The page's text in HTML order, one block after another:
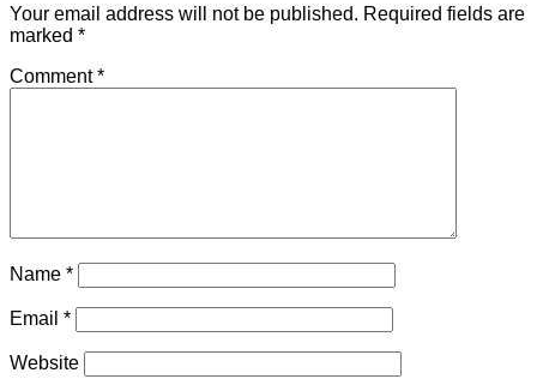
Your email address will not be published. Required fields are
marked *
Comment*
Name *
Email *
Website